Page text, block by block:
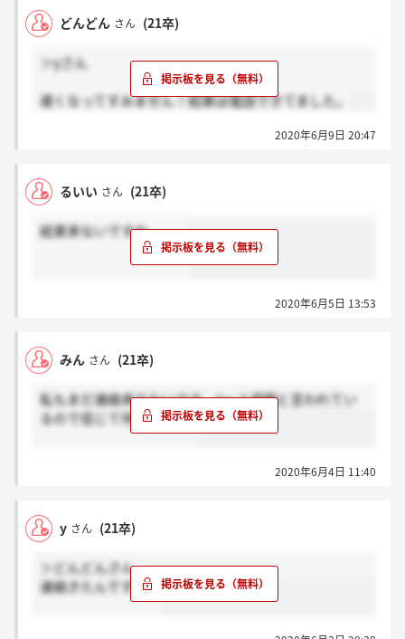
どんどん さん (21卒)
＞yさん
遅くなってすみません！結果は電話できてました。
2020年6月9日 20:47
るいい さん (21卒)
結果来ないですね、、、
2020年6月5日 13:53
みん さん (21卒)
私もまだ連絡来てないです。1～２週間と言われてい
るので信じて待ってます～
2020年6月4日 11:40
y さん (21卒)
＞どんどんさん
連絡きたんですか？